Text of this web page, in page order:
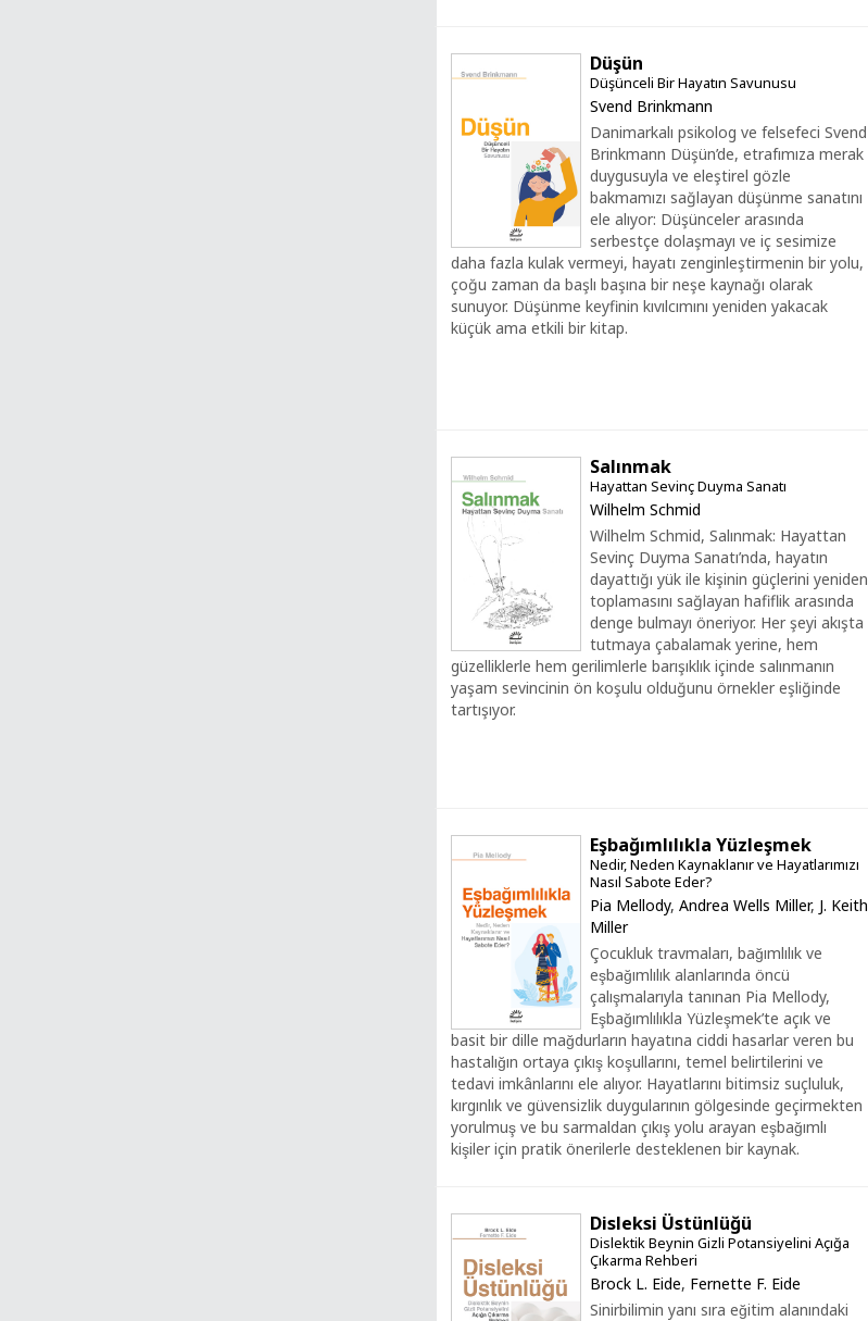
Düşün
Düşünceli Bir Hayatın Savunusu
Svend Brinkmann
Danimarkalı psikolog ve felsefeci Svend
Brinkmann Düşün’de, etrafımıza merak
duygusuyla ve eleştirel gözle
bakmamızı sağlayan düşünme sanatını
ele alıyor: Düşünceler arasında
serbestçe dolaşmayı ve iç sesimize
daha fazla kulak vermeyi, hayatı zenginleştirmenin bir yolu,
çoğu zaman da başlı başına bir neşe kaynağı olarak
sunuyor. Düşünme keyfinin kıvılcımını yeniden yakacak
küçük ama etkili bir kitap.
Salınmak
Hayattan Sevinç Duyma Sanatı
Wilhelm Schmid
Wilhelm Schmid, Salınmak: Hayattan
Sevinç Duyma Sanatı’nda, hayatın
dayattığı yük ile kişinin güçlerini yeniden
toplamasını sağlayan hafiflik arasında
denge bulmayı öneriyor. Her şeyi akışta
tutmaya çabalamak yerine, hem
güzelliklerle hem gerilimlerle barışıklık içinde salınmanın
yaşam sevincinin ön koşulu olduğunu örnekler eşliğinde
tartışıyor.
Eşbağımlılıkla Yüzleşmek
Nedir, Neden Kaynaklanır ve Hayatlarımızı
Nasıl Sabote Eder?
Pia Mellody, Andrea Wells Miller, J. Keith
Miller
Çocukluk travmaları, bağımlılık ve
eşbağımlılık alanlarında öncü
çalışmalarıyla tanınan Pia Mellody,
Eşbağımlılıkla Yüzleşmek’te açık ve
basit bir dille mağdurların hayatına ciddi hasarlar veren bu
hastalığın ortaya çıkış koşullarını, temel belirtilerini ve
tedavi imkânlarını ele alıyor. Hayatlarını bitimsiz suçluluk,
kırgınlık ve güvensizlik duygularının gölgesinde geçirmekten
yorulmuş ve bu sarmaldan çıkış yolu arayan eşbağımlı
kişiler için pratik önerilerle desteklenen bir kaynak.
Disleksi Üstünlüğü
Dislektik Beynin Gizli Potansiyelini Açığa
Çıkarma Rehberi
Brock L. Eide, Fernette F. Eide
Sinirbilimin yanı sıra eğitim alanındaki